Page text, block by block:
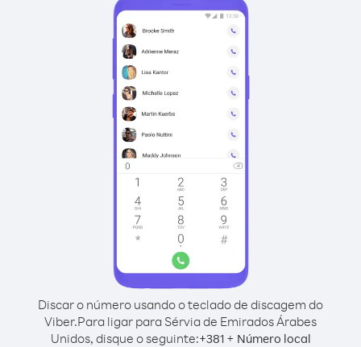
Discar o número usando o teclado de discagem do
Viber.Para ligar para Sérvia de Emirados Árabes
Unidos, disque o seguinte:+381+ Número local